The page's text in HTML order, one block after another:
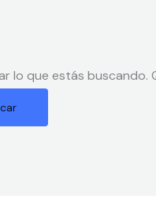
lo que estás buscando.